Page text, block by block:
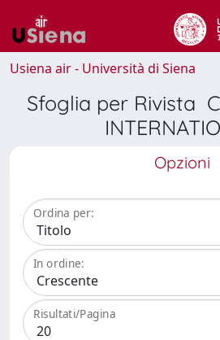
Usiena air - Università di Siena
Sfoglia per Rivista
Opzioni
Ordina per:
In ordine:
Risultati/Pagina